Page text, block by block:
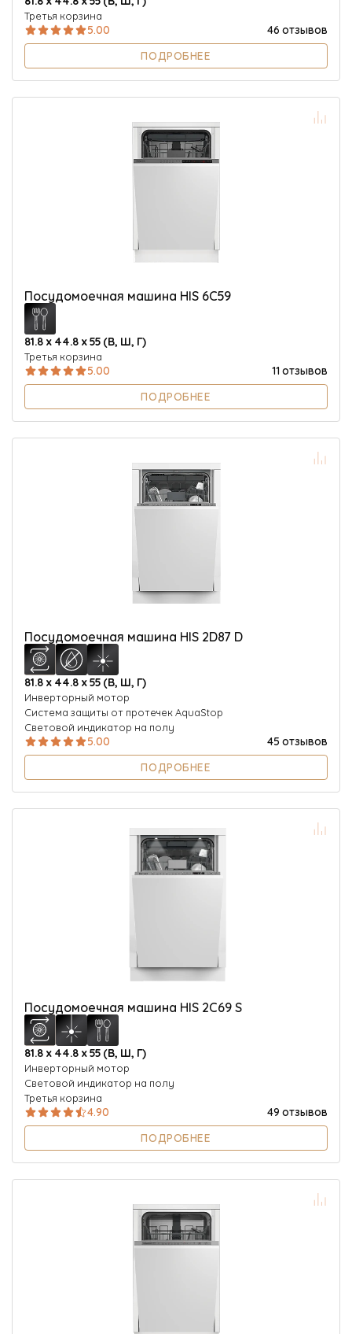
Третья корзина
5.00
46 отзывов
ПОДРОБНЕЕ
Посудомоечная машина HIS 6C59
81.8 х 44.8 х 55 (В, Ш, Г)
Третья корзина
5.00
11 отзывов
ПОДРОБНЕЕ
Посудомоечная машина HIS 2D87 D
81.8 х 44.8 х 55 (В, Ш, Г)
Инверторный мотор
Система защиты от протечек AquaStop
Световой индикатор на полу
5.00
45 отзывов
ПОДРОБНЕЕ
Посудомоечная машина HIS 2C69 S
81.8 х 44.8 х 55 (В, Ш, Г)
Инверторный мотор
Световой индикатор на полу
Третья корзина
4.90
49 отзывов
ПОДРОБНЕЕ